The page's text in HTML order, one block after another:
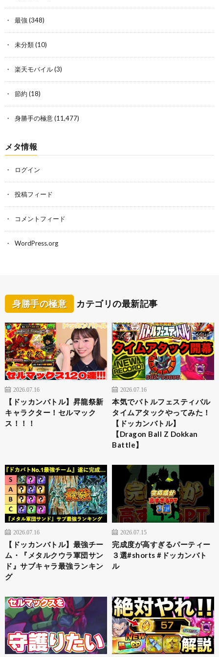
最強 (348)
未分類(10)
楽天モバイル(3)
節約 (18)
身勝手の極意(11,477)
メタ情報
ログイン
投稿フィード
コメントフィード
WordPress.org
身勝手の極意 カテゴリの最新記事
2026.07.16
【ドッカンバトル】昇龍祭新
キャラクター！セルマック
ス！！！
2026.07.16
本気でバトルフェスティバル
タイムアタックやってみた！
【ドッカンバトル】
【Dragon Ball Z Dokkan
Battle】
2026.07.16
【ドッカンバトル】最強チー
ム・『メタルクウラ軍団サン
ド』サブキャラ最強ランキン
グ
2026.07.15
完成度が高すぎるパーティー
３選#shorts #ドッカンバト
ル